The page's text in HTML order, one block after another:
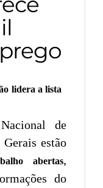
lidera a lista
de
estão
abertas,
do